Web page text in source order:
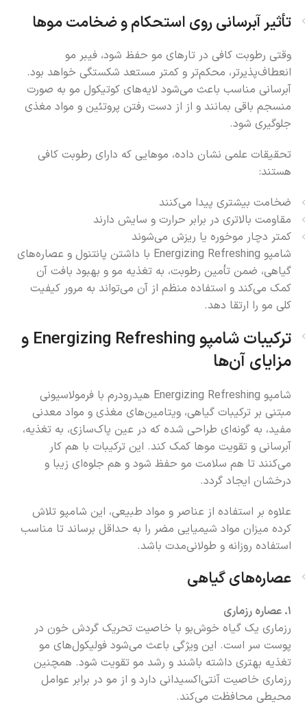
تأثیر آبرسانی روی استحکام و ضخامت موها
وقتی رطوبت کافی در تارهای مو حفظ شود، فیبر مو
انعطاف‌پذیرتر، محکم‌تر و کمتر مستعد شکستگی خواهد بود.
آبرسانی مناسب باعث می‌شود لایه‌های کوتیکول مو به صورت
منسجم باقی بمانند و از از دست رفتن پروتئین و مواد مغذی
جلوگیری شود.
تحقیقات علمی نشان داده، موهایی که دارای رطوبت کافی
هستند:
ضخامت بیشتری پیدا می‌کنند
مقاومت بالاتری در برابر حرارت و سایش دارند
کمتر دچار موخوره یا ریزش می‌شوند
شامپو Energizing Refreshing با داشتن پانتنول و عصاره‌های
گیاهی، ضمن تأمین رطوبت، به تغذیه مو و بهبود بافت آن
کمک می‌کند و استفاده منظم از آن می‌تواند به مرور کیفیت
کلی مو را ارتقا دهد.
ترکیبات شامپو Energizing Refreshing و
مزایای آن‌ها
شامپو Energizing Refreshing هیدرودرم با فرمولاسیونی
مبتنی بر ترکیبات گیاهی، ویتامین‌های مغذی و مواد معدنی
مفید، به گونه‌ای طراحی شده که در عین پاک‌سازی، به تغذیه،
آبرسانی و تقویت موها کمک کند. این ترکیبات با هم کار
می‌کنند تا هم سلامت مو حفظ شود و هم جلوه‌ای زیبا و
درخشان ایجاد گردد.
علاوه بر استفاده از عناصر و مواد طبیعی، این شامپو تلاش
کرده میزان مواد شیمیایی مضر را به حداقل برساند تا مناسب
استفاده روزانه و طولانی‌مدت باشد.
عصاره‌های گیاهی
۱. عصاره رزماری
رزماری یک گیاه خوش‌بو با خاصیت تحریک گردش خون در
پوست سر است. این ویژگی باعث می‌شود فولیکول‌های مو
تغذیه بهتری داشته باشند و رشد مو تقویت شود. همچنین
رزماری خاصیت آنتی‌اکسیدانی دارد و از مو در برابر عوامل
محیطی محافظت می‌کند.